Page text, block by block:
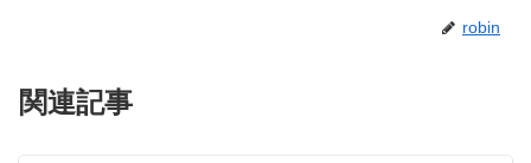
robin
関連記事